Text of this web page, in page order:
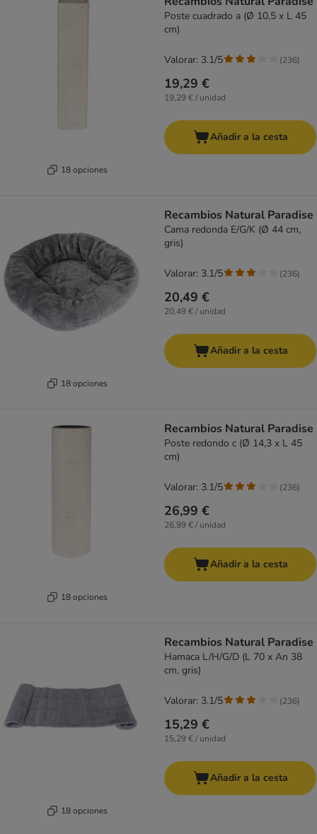
18 opciones
Poste cuadrado a (Ø 10,5 x L 45
cm)
19,29 €
19,29 € / unidad
Valorar: 3.1/5 (236)
Añadir a la cesta
18 opciones
Recambios Natural Paradise
Cama redonda E/G/K (Ø 44 cm,
gris)
20,49 €
20,49 € / unidad
Valorar: 3.1/5 (236)
Añadir a la cesta
18 opciones
Recambios Natural Paradise
Poste redondo c (Ø 14,3 x L 45
cm)
26,99 €
26,99 € / unidad
Valorar: 3.1/5 (236)
Añadir a la cesta
18 opciones
Recambios Natural Paradise
Hamaca L/H/G/D (L 70 x An 38
cm, gris)
15,29 €
15,29 € / unidad
Valorar: 3.1/5 (236)
Añadir a la cesta